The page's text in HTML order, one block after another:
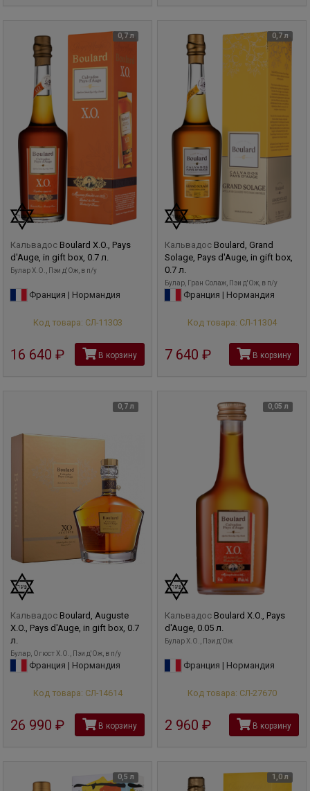
0,7 л
Кальвадос Boulard X.O., Pays
d'Auge, in gift box, 0.7 л.
Булар X.O., Пэи д'Ож, в п/у
Франция | Нормандия
Код товара: СЛ-11303
16 640 рубВ корзину
0,7 л
Кальвадос Boulard, Grand
Solage, Pays d'Auge, in gift box,
0.7 л.
Булар, Гран Солаж, Пэи д'Ож, в п/у
Франция | Нормандия
Код товара: СЛ-11304
7 640 руб В корзину
0,7 л
Кальвадос Boulard, Auguste
X.O., Pays d'Auge, in gift box, 0.7
л.
Булар, Огюст X.O., Пэи д'Ож, в п/у
Франция | Нормандия
Код товара: СЛ-14614
26 990 рубВ корзину
0,05 л
Кальвадос Boulard X.O., Pays
d'Auge, 0.05 л.
Булар X.O., Пэи д'Ож
Франция | Нормандия
Код товара: СЛ-27670
2 960 руб В корзину
0,5 л 1,0 л